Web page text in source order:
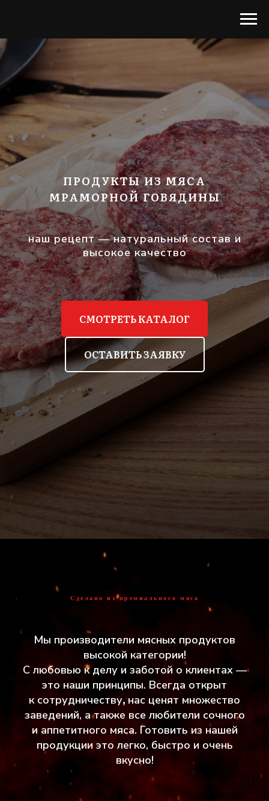
ПРОДУКТЫ ИЗ МЯСА
МРАМОРНОЙ ГОВЯДИНЫ
наш рецепт — натуральный состав и
высокое качество
СМОТРЕТЬ КАТАЛОГ
ОСТАВИТЬ ЗАЯВКУ
Сделано из премиального мяса
Мы производители мясных продуктов
высокой категории!
С любовью к делу и заботой о клиентах —
это наши принципы. Всегда открыт
к сотрудничеству, нас ценят множество
заведений, а также все любители сочного
и аппетитного мяса. Готовить из нашей
продукции это легко, быстро и очень
вкусно!